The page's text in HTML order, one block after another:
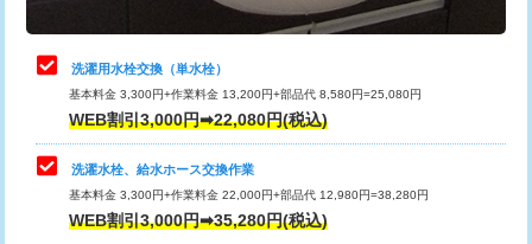
管・ポリ管・HT管使用/3ｍまで)
給水管工事※（ライニング鋼管・銅
管・ポリ管・HT管使用/3ｍ超え)
排水管工事（土の掘削・埋め戻し作
業）
排水管工事（排水管工事/3ｍまで） 55,000円
止水・漏水調査・防水処理・清掃・修
理・調整・分解・加工など（中作業）
22,000円
止水・漏水調査・防水処理・清掃・修
理・調整・分解・加工など（重作業）
33,000円
キッチンタンク脱着
その他部品の脱着
洗濯用水栓交換（単水栓）
基本料金 3,300円+作業料金 13,200円+部品代 8,580円=25,080円
WEB割引3,000円➡22,080円(税込)
洗濯水栓、給水ホース交換作業
基本料金 3,300円+作業料金 22,000円+部品代 12,980円=38,280円
WEB割引3,000円➡35,280円(税込)